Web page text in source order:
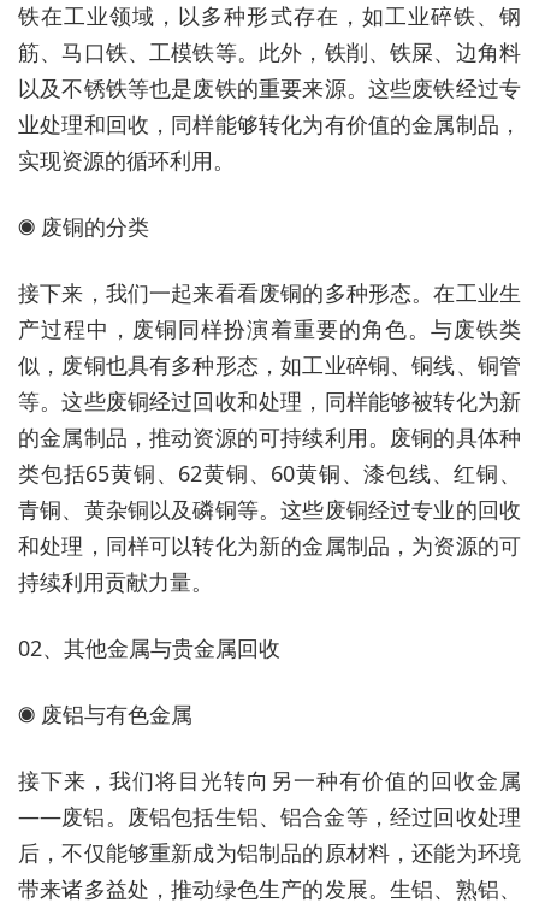
铁在工业领域，以多种形式存在，如工业碎铁、钢
筋、马口铁、工模铁等。此外，铁削、铁屎、边角料
以及不锈铁等也是废铁的重要来源。这些废铁经过专
业处理和回收，同样能够转化为有价值的金属制品，
实现资源的循环利用。
◉ 废铜的分类
接下来，我们一起来看看废铜的多种形态。在工业生
产过程中，废铜同样扮演着重要的角色。与废铁类
似，废铜也具有多种形态，如工业碎铜、铜线、铜管
等。这些废铜经过回收和处理，同样能够被转化为新
的金属制品，推动资源的可持续利用。废铜的具体种
类包括65黄铜、62黄铜、60黄铜、漆包线、红铜、
青铜、黄杂铜以及磷铜等。这些废铜经过专业的回收
和处理，同样可以转化为新的金属制品，为资源的可
持续利用贡献力量。
02、其他金属与贵金属回收
◉ 废铝与有色金属
接下来，我们将目光转向另一种有价值的回收金属
——废铝。废铝包括生铝、铝合金等，经过回收处理
后，不仅能够重新成为铝制品的原材料，还能为环境
带来诸多益处，推动绿色生产的发展。生铝、熟铝、